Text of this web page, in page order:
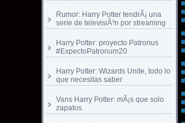
Rumor: Harry Potter tendrÃ¡ una
serie de televisiÃ³n por streaming
Harry Potter: proyecto Patronus
#ExpectoPatronum20
Harry Potter: Wizards Unite, todo lo
que necesitas saber
Vans Harry Potter: mÃ¡s que solo
zapatos